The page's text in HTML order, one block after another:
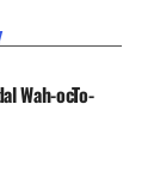
no
Wah-ocTo-